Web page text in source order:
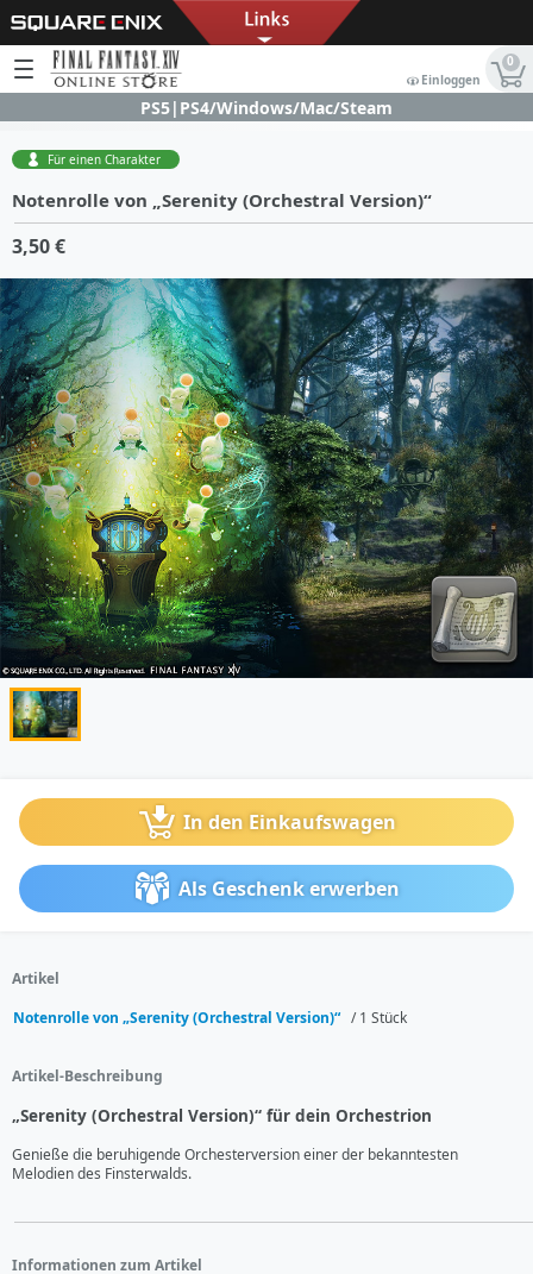
Einloggen
0
PS5|PS4/Windows/Mac/Steam
Für einen Charakter
Notenrolle von „Serenity (Orchestral Version)“
3,50 €
In den Einkaufswagen
Als Geschenk erwerben
Artikel
Notenrolle von „Serenity (Orchestral Version)“ / 1 Stück
Artikel-Beschreibung
„Serenity (Orchestral Version)“ für dein Orchestrion
Genieße die beruhigende Orchesterversion einer der bekanntesten
Melodien des Finsterwalds.
Informationen zum Artikel